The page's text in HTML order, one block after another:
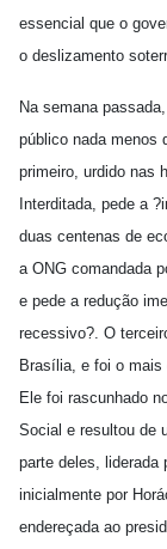
essencial que o
o deslizamento
Na semana
público nada menos
primeiro, urdido nas
Interditada, pede a
duas centenas de
a ONG comandada
e pede a redução
recessivo?. O
Brasília, e foi o mais
Ele foi rascunhado
Social e resultou de
parte deles, liderada
inicialmente por
endereçada ao